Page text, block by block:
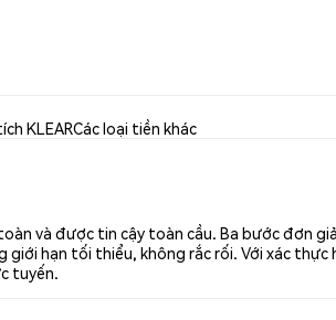
KLEARCác loại tiền khác
và được tin cậy toàn cầu. Ba bước đơn
hạn tối thiểu, không rắc rối. Với xác
tuyến.